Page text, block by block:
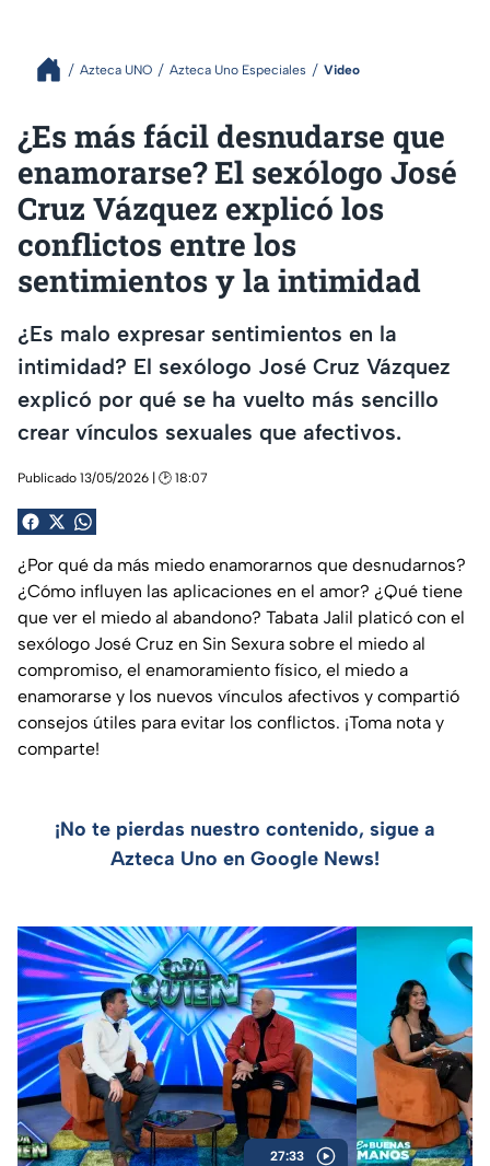
Azteca UNO Azteca Uno Especiales Video
¿Es más fácil desnudarse que
enamorarse? El sexólogo José
Cruz Vázquez explicó los
conflictos entre los
sentimientos y la intimidad
¿Es malo expresar sentimientos en la
intimidad? El sexólogo José Cruz Vázquez
explicó por qué se ha vuelto más sencillo
crear vínculos sexuales que afectivos.
Publicado 13/05/2026 | 🕑 18:07
¿Por qué da más miedo enamorarnos que desnudarnos?
¿Cómo influyen las aplicaciones en el amor? ¿Qué tiene
que ver el miedo al abandono? Tabata Jalil platicó con el
sexólogo José Cruz en Sin Sexura sobre el miedo al
compromiso, el enamoramiento físico, el miedo a
enamorarse y los nuevos vínculos afectivos y compartió
consejos útiles para evitar los conflictos. ¡Toma nota y
comparte!
¡No te pierdas nuestro contenido, sigue a
Azteca Uno en Google News!
27:33